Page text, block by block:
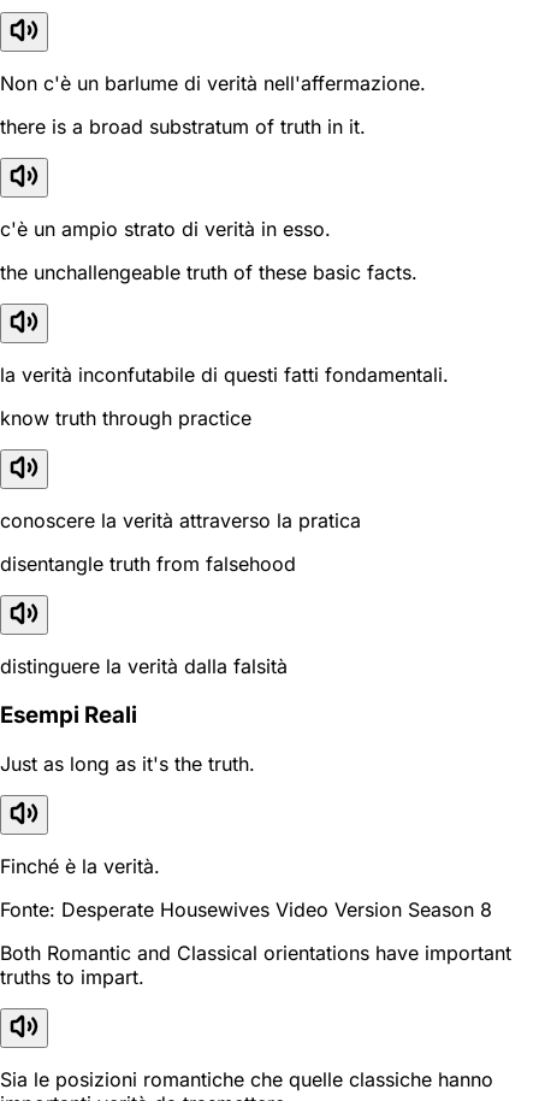
Non c'è un barlume di verità nell'affermazione.
there is a broad substratum of truth in it.
c'è un ampio strato di verità in esso.
the unchallengeable truth of these basic facts.
la verità inconfutabile di questi fatti fondamentali.
know truth through practice
conoscere la verità attraverso la pratica
disentangle truth from falsehood
distinguere la verità dalla falsità
Esempi Reali
Just as long as it's the truth.
Finché è la verità.
Fonte: Desperate Housewives Video Version Season 8
Both Romantic and Classical orientations have important
truths to impart.
Sia le posizioni romantiche che quelle classiche hanno